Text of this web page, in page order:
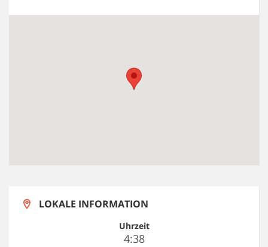
LOKALE INFORMATION
Uhrzeit
4:38